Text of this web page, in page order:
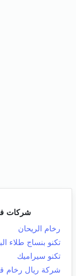
شركات
رخام الريحان
تكنو بنساج طلاء
تكنو سيراميك
شركة ريال رخام